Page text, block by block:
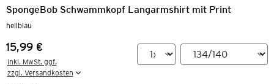
SpongeBob Schwammkopf Langarmshirt mit Print
hellblau
Preis:
15,99 €
inkl. MwSt. ggf.
zzgl. Versandkosten